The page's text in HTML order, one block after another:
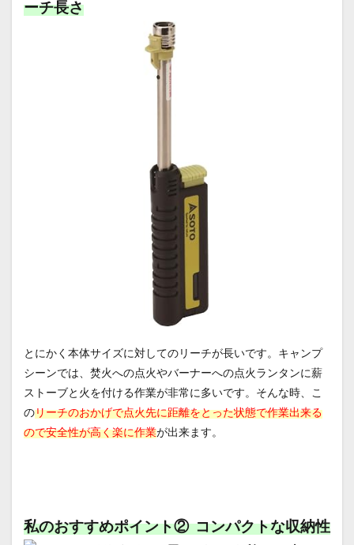
ーチ長さ
とにかく本体サイズに対してのリーチが長いです。キャンプ
シーンでは、焚火への点火やバーナーへの点火ランタンに薪
ストーブと火を付ける作業が非常に多いです。そんな時、こ
のリーチのおかげで点火先に距離をとった状態で作業出来る
ので安全性が高く楽に作業が出来ます。
私のおすすめポイント② コンパクトな収納性